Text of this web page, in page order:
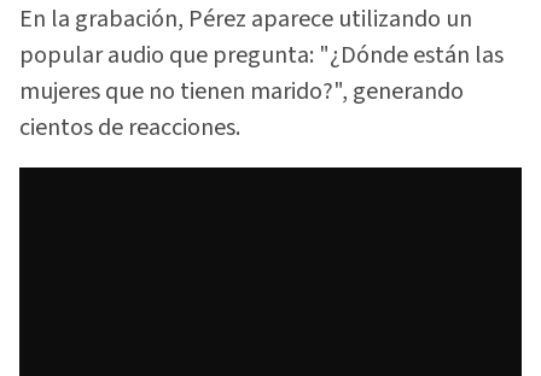
En la grabación, Pérez aparece utilizando un
popular audio que pregunta: "¿Dónde están las
mujeres que no tienen marido?", generando
cientos de reacciones.